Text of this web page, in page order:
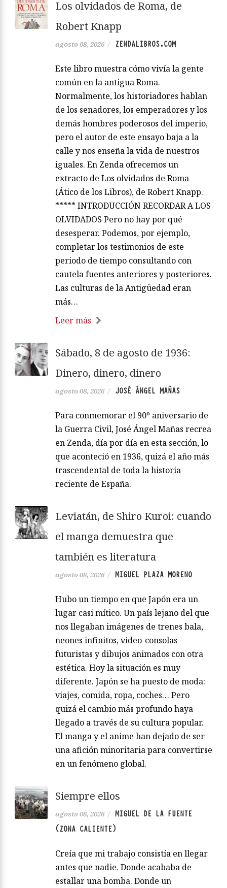
Los olvidados de Roma, de
Robert Knapp
agosto 08, 2026 / ZENDALIBROS.COM
Este libro muestra cómo vivía la gente
común en la antigua Roma.
Normalmente, los historiadores hablan
de los senadores, los emperadores y los
demás hombres poderosos del imperio,
pero el autor de este ensayo baja a la
calle y nos enseña la vida de nuestros
iguales. En Zenda ofrecemos un
extracto de Los olvidados de Roma
(Ático de los Libros), de Robert Knapp.
***** INTRODUCCIÓN RECORDAR A LOS
OLVIDADOS Pero no hay por qué
desesperar. Podemos, por ejemplo,
completar los testimonios de este
periodo de tiempo consultando con
cautela fuentes anteriores y posteriores.
Las culturas de la Antigüedad eran
más…
Leer más
Sábado, 8 de agosto de 1936:
Dinero, dinero, dinero
agosto 08, 2026 / JOSÉ ÁNGEL MAÑAS
Para conmemorar el 90º aniversario de
la Guerra Civil, José Ángel Mañas recrea
en Zenda, día por día en esta sección, lo
que aconteció en 1936, quizá el año más
trascendental de toda la historia
reciente de España.
Leviatán, de Shiro Kuroi: cuando
el manga demuestra que
también es literatura
agosto 08, 2026 / MIGUEL PLAZA MORENO
Hubo un tiempo en que Japón era un
lugar casi mítico. Un país lejano del que
nos llegaban imágenes de trenes bala,
neones infinitos, video-consolas
futuristas y dibujos animados con otra
estética. Hoy la situación es muy
diferente. Japón se ha puesto de moda:
viajes, comida, ropa, coches… Pero
quizá el cambio más profundo haya
llegado a través de su cultura popular.
El manga y el anime han dejado de ser
una afición minoritaria para convertirse
en un fenómeno global.
Siempre ellos
agosto 08, 2026 / MIGUEL DE LA FUENTE
(ZONA CALIENTE)
Creía que mi trabajo consistía en llegar
antes que nadie. Donde acababa de
estallar una bomba. Donde un